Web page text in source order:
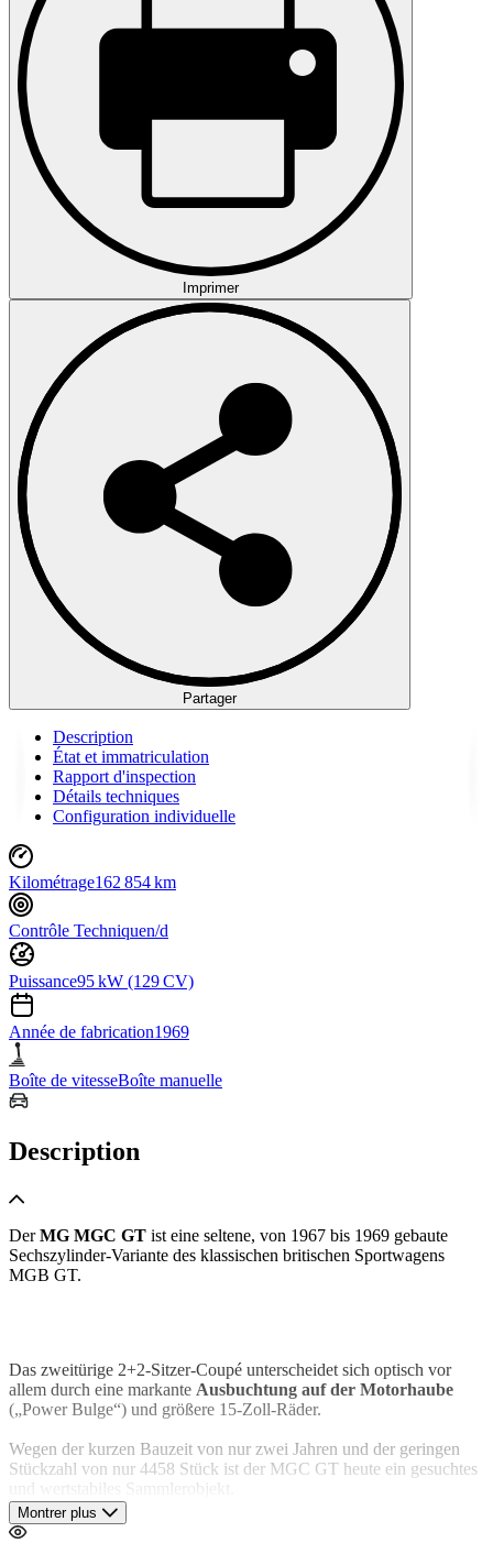
Imprimer
Partager
Description
État et immatriculation
Rapport d'inspection
Détails techniques
Configuration individuelle
Kilométrage162 854 km
Contrôle Techniquen/d
Puissance95 kW (129 CV)
Année de fabrication1969
Boîte de vitesseBoîte manuelle
Description
DerMG MGC GT ist eine seltene, von 1967 bis 1969 gebaute
Sechszylinder-Variante des klassischen britischen Sportwagens
MGB GT.
Das zweitürige 2+2-Sitzer-Coupé unterscheidet sich optisch vor
allem durch eine markante Ausbuchtung auf der Motorhaube
(„Power Bulge“) und größere 15-Zoll-Räder.
Wegen der kurzen Bauzeit von nur zwei Jahren und der geringen
Stückzahl von nur 4458 Stück ist der MGC GT heute ein gesuchtes
und wertstabiles Sammlerobjekt.
Montrer plus